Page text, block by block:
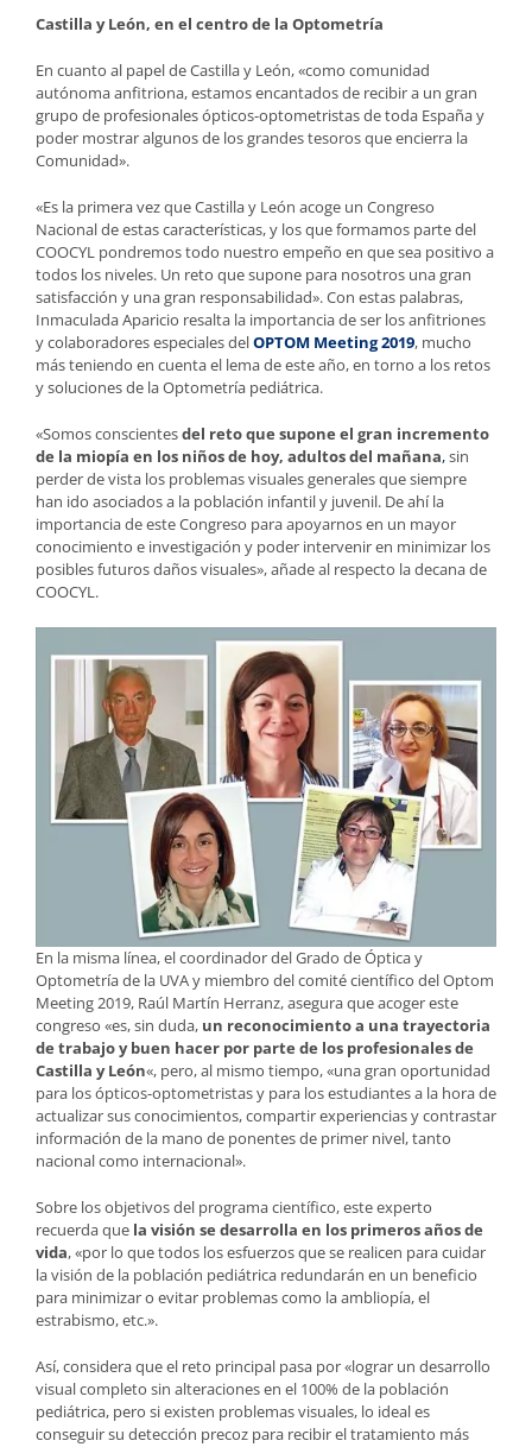
Castilla y León, en el centro de la Optometría
En cuanto al papel de Castilla y León, «como comunidad
autónoma anfitriona, estamos encantados de recibir a un gran
grupo de profesionales ópticos-optometristas de toda España y
poder mostrar algunos de los grandes tesoros que encierra la
Comunidad».
«Es la primera vez que Castilla y León acoge un Congreso
Nacional de estas características, y los que formamos parte del
COOCYL pondremos todo nuestro empeño en que sea positivo a
todos los niveles. Un reto que supone para nosotros una gran
satisfacción y una gran responsabilidad». Con estas palabras,
Inmaculada Aparicio resalta la importancia de ser los anfitriones
y colaboradores especiales delOPTOM Meeting 2019, mucho
más teniendo en cuenta el lema de este año, en torno a los retos
y soluciones de la Optometría pediátrica.
«Somos conscientesdel reto que supone el gran incremento
de la miopía en los niños de hoy, adultos del mañana,sin
perder de vista los problemas visuales generales que siempre
han ido asociados a la población infantil y juvenil. De ahí la
importancia de este Congreso para apoyarnos en un mayor
conocimiento e investigación y poder intervenir en minimizar los
posibles futuros daños visuales», añade al respecto la decana de
COOCYL.
En la misma línea, el coordinador del Grado de Óptica y
Optometría de la UVA y miembro del comité científico del Optom
Meeting 2019, Raúl Martín Herranz, asegura que acoger este
congreso «es, sin duda, un reconocimiento a una trayectoria
de trabajo y buen hacer por parte de los profesionales de
Castilla y León«, pero, al mismo tiempo, «una gran oportunidad
para los ópticos-optometristas y para los estudiantes a la hora de
actualizar sus conocimientos, compartir experiencias y contrastar
información de la mano de ponentes de primer nivel, tanto
nacional como internacional».
Sobre los objetivos del programa científico, este experto
recuerda que la visión se desarrolla en los primeros años de
vida, «por lo que todos los esfuerzos que se realicen para cuidar
la visión de la población pediátrica redundarán en un beneficio
para minimizar o evitar problemas como la ambliopía, el
estrabismo, etc.».
Así, considera que el reto principal pasa por «lograr un desarrollo
visual completo sin alteraciones en el 100% de la población
pediátrica, pero si existen problemas visuales, lo ideal es
conseguir su detección precoz para recibir el tratamiento más